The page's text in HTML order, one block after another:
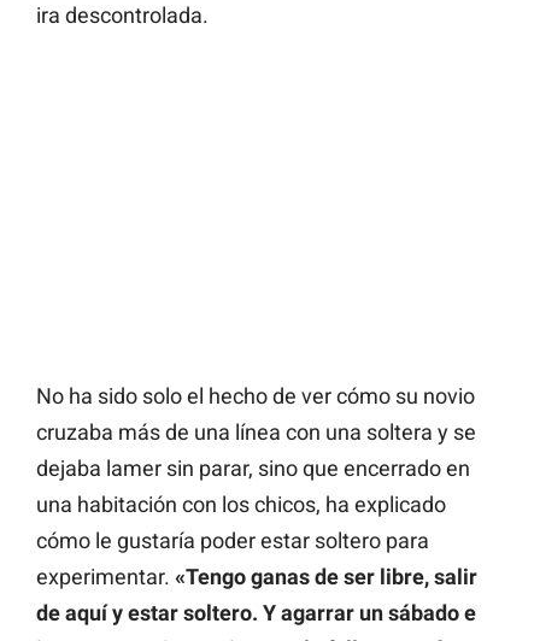
ira descontrolada.
No ha sido solo el hecho de ver cómo su novio
cruzaba más de una línea con una soltera y se
dejaba lamer sin parar, sino que encerrado en
una habitación con los chicos, ha explicado
cómo le gustaría poder estar soltero para
experimentar. «Tengo ganas de ser libre, salir
de aquí y estar soltero. Y agarrar un sábado e